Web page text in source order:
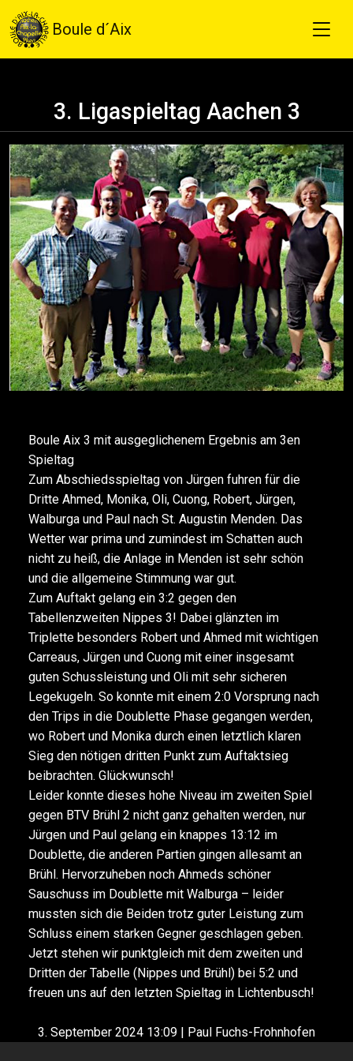
Boule d´Aix
3. Ligaspieltag Aachen 3
Boule Aix 3 mit ausgeglichenem Ergebnis am 3en
Spieltag
Zum Abschiedsspieltag von Jürgen fuhren für die
Dritte Ahmed, Monika, Oli, Cuong, Robert, Jürgen,
Walburga und Paul nach St. Augustin Menden. Das
Wetter war prima und zumindest im Schatten auch
nicht zu heiß, die Anlage in Menden ist sehr schön
und die allgemeine Stimmung war gut.
Zum Auftakt gelang ein 3:2 gegen den
Tabellenzweiten Nippes 3! Dabei glänzten im
Triplette besonders Robert und Ahmed mit wichtigen
Carreaus, Jürgen und Cuong mit einer insgesamt
guten Schussleistung und Oli mit sehr sicheren
Legekugeln. So konnte mit einem 2:0 Vorsprung nach
den Trips in die Doublette Phase gegangen werden,
wo Robert und Monika durch einen letztlich klaren
Sieg den nötigen dritten Punkt zum Auftaktsieg
beibrachten. Glückwunsch!
Leider konnte dieses hohe Niveau im zweiten Spiel
gegen BTV Brühl 2 nicht ganz gehalten werden, nur
Jürgen und Paul gelang ein knappes 13:12 im
Doublette, die anderen Partien gingen allesamt an
Brühl. Hervorzuheben noch Ahmeds schöner
Sauschuss im Doublette mit Walburga – leider
mussten sich die Beiden trotz guter Leistung zum
Schluss einem starken Gegner geschlagen geben.
Jetzt stehen wir punktgleich mit dem zweiten und
Dritten der Tabelle (Nippes und Brühl) bei 5:2 und
freuen uns auf den letzten Spieltag in Lichtenbusch!
3. September 2024 13:09 | Paul Fuchs-Frohnhofen